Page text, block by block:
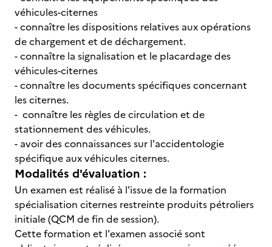
véhicules-citernes
- connaître les dispositions relatives aux opérations
de chargement et de déchargement.
- connaître la signalisation et le placardage des
véhicules-citernes
- connaître les documents spécifiques concernant
les citernes.
- connaître les règles de circulation et de
stationnement des véhicules.
- avoir des connaissances sur l'accidentologie
spécifique aux véhicules citernes.
Modalités d'évaluation :
Un examen est réalisé à l'issue de la formation
spécialisation citernes restreinte produits pétroliers
initiale (QCM de fin de session).
Cette formation et l'examen associé sont